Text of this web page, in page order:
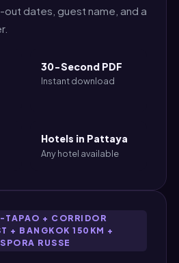
dates, guest name, and a
30-Second PDF
Instant download
Hotels in Pattaya
Any hotel available
TAPAO + CORRIDOR
+ BANGKOK 150KM +
RUSSE